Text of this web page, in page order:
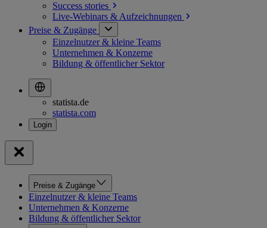
Success stories
Live-Webinars & Aufzeichnungen
Preise & Zugänge
Einzelnutzer & kleine Teams
Unternehmen & Konzerne
Bildung & öffentlicher Sektor
statista.de
statista.com
Preise & Zugänge
Einzelnutzer & kleine Teams
Unternehmen & Konzerne
Bildung & öffentlicher Sektor